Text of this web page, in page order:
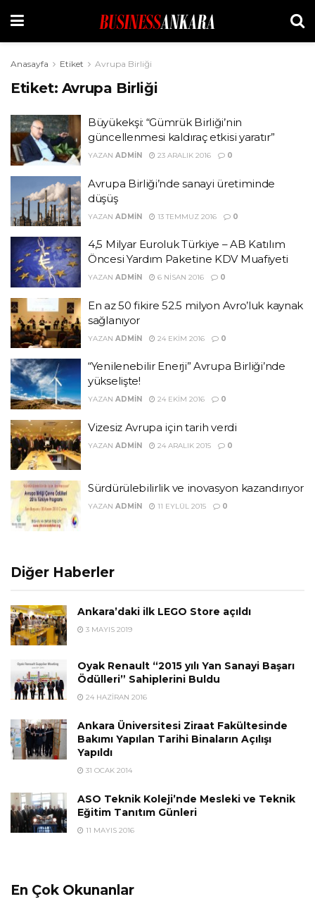
Anasayfa Etiket Avrupa Birliği
Etiket: Avrupa Birliği
Büyükekşi: “Gümrük Birliği’nin
güncellenmesi kaldıraç etkisi yaratır”
YAZAN ADMIN 23 ARALIK 2016 0
Avrupa Birliği’nde sanayi üretiminde
düşüş
YAZAN ADMIN 13 TEMMUZ 2016 0
4,5 Milyar Euroluk Türkiye – AB Katılım
Öncesi Yardım Paketine KDV Muafiyeti
YAZAN ADMIN 6 NISAN 2016 0
En az 50 fikire 52.5 milyon Avro’luk kaynak
sağlanıyor
YAZAN ADMIN 24 EKIM 2016 0
“Yenilenebilir Enerji” Avrupa Birliği’nde
yükselişte!
YAZAN ADMIN 24 EKIM 2016 0
Vizesiz Avrupa için tarih verdi
YAZAN ADMIN 24 ARALIK 2015 0
Sürdürülebilirlik ve inovasyon kazandırıyor
YAZAN ADMIN 11 EYLÜL 2015 0
Diğer Haberler
Ankara’daki ilk LEGO Store açıldı
3 MAYIS 2019
Oyak Renault “2015 yılı Yan Sanayi Başarı
Ödülleri” Sahiplerini Buldu
24 HAZIRAN 2016
Ankara Üniversitesi Ziraat Fakültesinde
Bakımı Yapılan Tarihi Binaların Açılışı
Yapıldı
31 OCAK 2014
ASO Teknik Koleji’nde Mesleki ve Teknik
Eğitim Tanıtım Günleri
11 MAYIS 2016
En Çok Okunanlar